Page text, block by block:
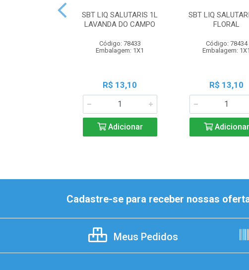
SBT LIQ SALUTARIS 1L
LAVANDA DO CAMPO
Código: 78433
Embalagem: 1X1
R$ 13,10
Adicionar
SBT LIQ
FLORAL
Código: 78434
Embalagem: 1X1
R$ 13,10
Adicionar
Cadastre-se para receber nossas
Meus Pedidos